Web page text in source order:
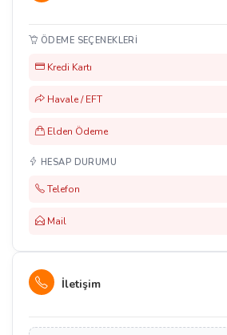
ÖDEME SEÇENEKLERI
Kredi Kartı
Havale / EFT
Elden Ödeme
HESAP DURUMU
Telefon
Mail
İletişim